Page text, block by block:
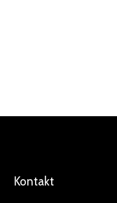
Kontakt